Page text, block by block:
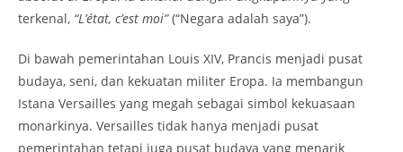
terkenal, “L’état, c’est moi”(“Negara adalah saya”).
Di bawah pemerintahan Louis XIV, Prancis menjadi pusat
budaya, seni, dan kekuatan militer Eropa. Ia membangun
Istana Versailles yang megah sebagai simbol kekuasaan
monarkinya. Versailles tidak hanya menjadi pusat
pemerintahan tetapi juga pusat budaya yang menarik